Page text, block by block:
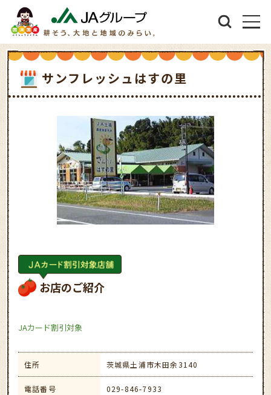
サンフレッシュはすの里
お店のご紹介
JAカード割引対象
住所 茨城県土浦市木田余3140
電話番号 029-846-7933